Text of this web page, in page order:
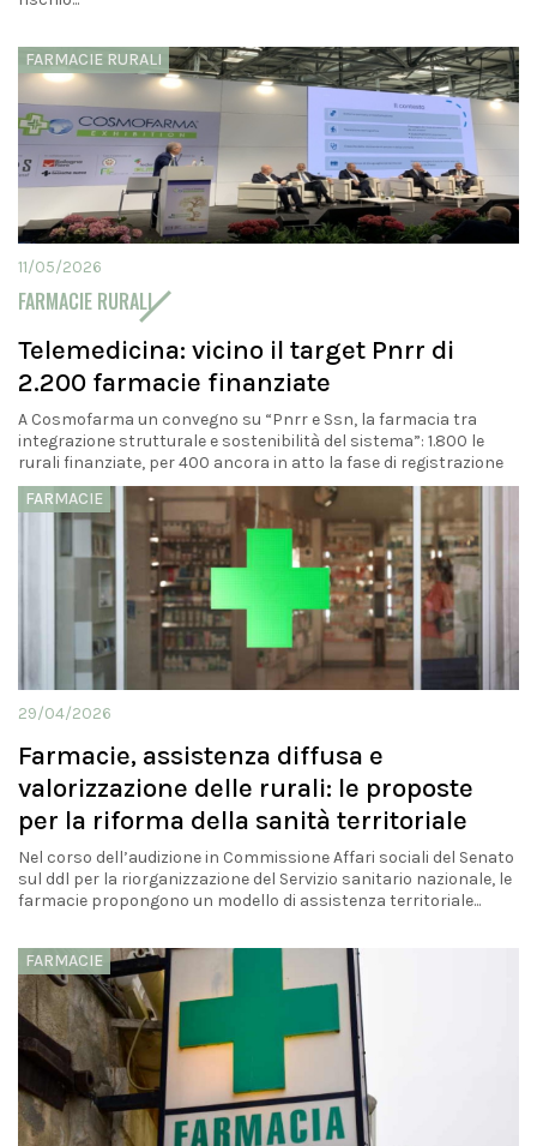
FARMACIE RURALI
11/05/2026
FARMACIE RURALI
Telemedicina: vicino il target Pnrr di
2.200 farmacie finanziate
A Cosmofarma un convegno su “Pnrr e Ssn, la farmacia tra
integrazione strutturale e sostenibilità del sistema”: 1.800 le
rurali finanziate, per 400 ancora in atto la fase di registrazione
FARMACIE
29/04/2026
Farmacie, assistenza diffusa e
valorizzazione delle rurali: le proposte
per la riforma della sanità territoriale
Nel corso dell’audizione in Commissione Affari sociali del Senato
sul ddl per la riorganizzazione del Servizio sanitario nazionale, le
farmacie propongono un modello di assistenza territoriale...
FARMACIE